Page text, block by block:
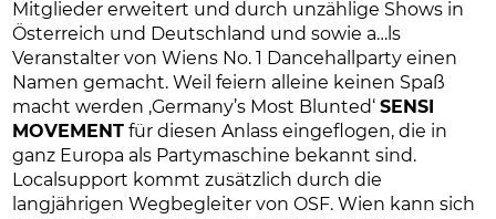
Mitglieder erweitert und durch unzählige Shows in
Österreich und Deutschland und sowie a…ls
Veranstalter von Wiens No. 1 Dancehallparty einen
Namen gemacht. Weil feiern alleine keinen Spaß
macht werden ‚Germany’s Most Blunted‘SENSI
MOVEMENT für diesen Anlass eingeflogen, die in
ganz Europa als Partymaschine bekannt sind.
Localsupport kommt zusätzlich durch die
langjährigen Wegbegleiter von OSF. Wien kann sich